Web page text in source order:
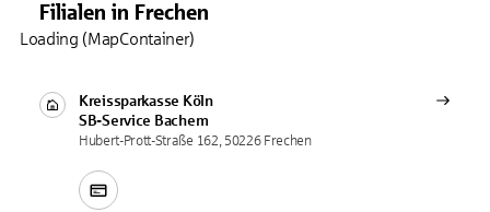
Filialen in Frechen
Kreissparkasse Köln
SB-Service Bachem
Hubert-Prott-Straße 162, 50226 Frechen
Loading (MapContainer)